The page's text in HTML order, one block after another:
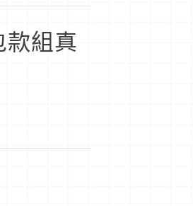
組真